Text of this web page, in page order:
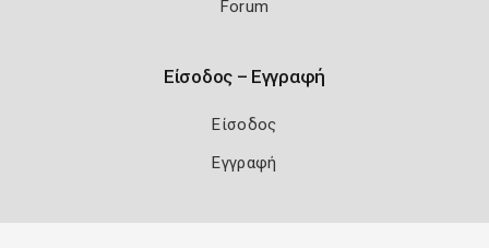
Forum
Είσοδος – Εγγραφή
Είσοδος
Εγγραφή